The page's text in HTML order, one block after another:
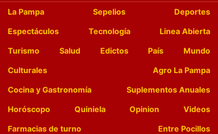
La Pampa Sepelios
Deportes
Espectáculos
Tecnología
Linea Abierta
Turismo
Salud Edictos País
Mundo
Culturales
Agro La Pampa
Cocina y Gastronomía
Suplementos Anuales
Horóscopo
Quiniela Opinion
Videos
Farmacias de turno
Entre Pocillos